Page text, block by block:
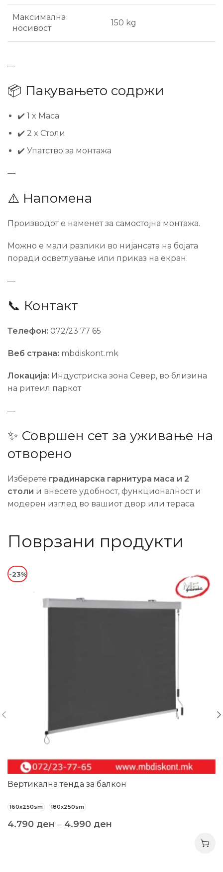
Максимална
носивост
150 kg
—
📦 Пакувањето содржи
✔️ 1 x Маса
✔️ 2 x Столи
✔️ Упатство за монтажа
—
⚠️ Напомена
Производот е наменет за самостојна монтажа.
Можно е мали разлики во нијансата на бојата
поради осветлување или приказ на екран.
—
📞 Контакт
Телефон: 072/23 77 65
Веб страна: mbdiskont.mk
Локација: Индустриска зона Север, во близина
на ритеил паркот
—
✨ Совршен сет за уживање на
отворено
Изберете градинарска гарнитура маса и 2
столи и внесете удобност, функционалност и
модерен изглед во вашиот двор или тераса.
Поврзани продукти
-23%
Вертикална тенда за балкон
160x250sm 180x250sm
4.790 ден – 4.990 ден